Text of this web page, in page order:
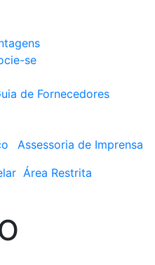
se
de Fornecedores
Assessoria de Imprensa
Área Restrita